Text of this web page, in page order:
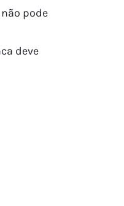
pode
deve